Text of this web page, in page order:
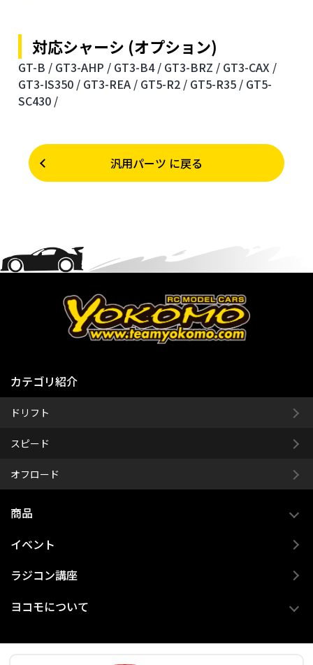
対応シャーシ (オプション)
GT-B / GT3-AHP / GT3-B4 / GT3-BRZ / GT3-CAX /
GT3-IS350 / GT3-REA / GT5-R2 / GT5-R35 / GT5-
SC430 /
汎用パーツ に戻る
カテゴリ紹介
ドリフト
スピード
オフロード
商品
イベント
ラジコン講座
ヨコモについて